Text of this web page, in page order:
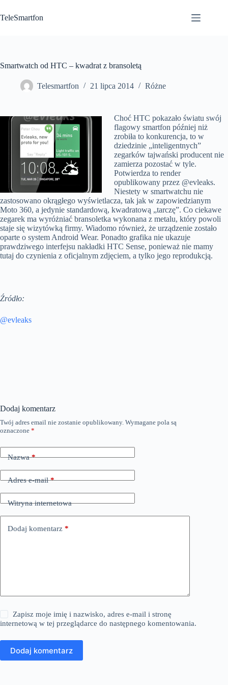
do
treści
TeleSmartfon
Smartwatch od HTC – kwadrat z bransoletą
Telesmartfon 21 lipca 2014 Różne
Choć HTC pokazało światu swój
flagowy smartfon później niż
zrobiła to konkurencja, to w
dziedzinie „inteligentnych”
zegarków tajwański producent nie
zamierza pozostać w tyle.
Potwierdza to render
opublikowany przez @evleaks.
Niestety w smartwatchu nie
zastosowano okrągłego wyświetlacza, tak jak w zapowiedzianym
Moto 360, a jedynie standardową, kwadratową „tarczę”. Co ciekawe
zegarek ma wyróżniać bransoletka wykonana z metalu, który powoli
staje się wizytówką firmy. Wiadomo również, że urządzenie zostało
oparte o system Android Wear. Ponadto grafika nie ukazuje
prawdziwego interfejsu nakładki HTC Sense, ponieważ nie mamy
tutaj do czynienia z oficjalnym zdjęciem, a tylko jego reprodukcją.
Źródło:
@evleaks
Dodaj komentarz
Twój adres email nie zostanie opublikowany. Wymagane pola są
oznaczone *
Nazwa*
Adres e-mail*
Witryna internetowa
Dodaj komentarz *
Zapisz moje imię i nazwisko, adres e-mail i stronę
internetową w tej przeglądarce do następnego komentowania.
Dodaj komentarz